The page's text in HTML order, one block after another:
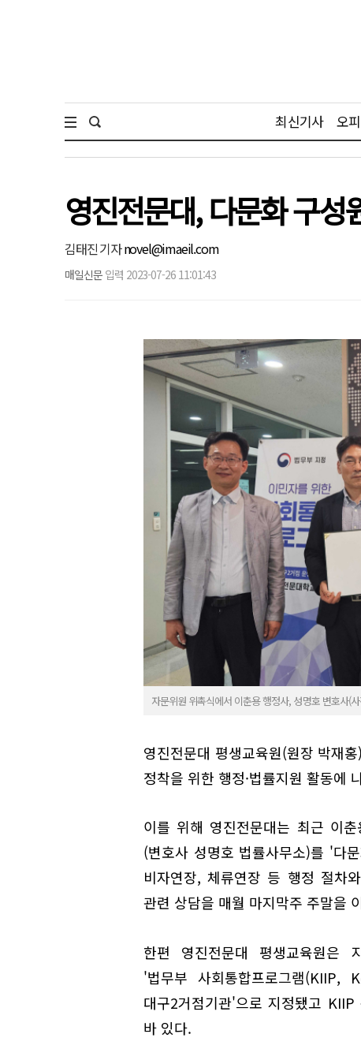
최신기사 오
영진전문대, 다문화 구성
김태진 기자novel@imaeil.com
매일신문 입력 2023-07-26 11:01:43
자문위원 위촉식에서 이춘용 행정사, 성명호 변호사(
영진전문대 평생교육원(원장 박재
정착을 위한 행정·법률지원 활동에
이를 위해 영진전문대는 최근 이
(변호사 성명호 법률사무소)를 '다
비자연장, 체류연장 등 행정 절차
관련 상담을 매월 마지막주 주말을
한편 영진전문대 평생교육원은
'법무부 사회통합프로그램
대구2거점기관'으로 지정됐고
바 있다.